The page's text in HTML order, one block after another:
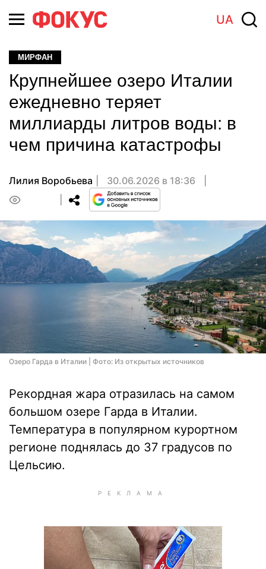
UA
МИРФАН
Крупнейшее озеро Италии
ежедневно теряет
миллиарды литров воды: в
чем причина катастрофы
Лилия Воробьева
30.06.2026 в 18:36
Озеро Гарда в Италии | Фото: Из открытых источников
Рекордная жара отразилась на самом
большом озере Гарда в Италии.
Температура в популярном курортном
регионе поднялась до 37 градусов по
Цельсию.